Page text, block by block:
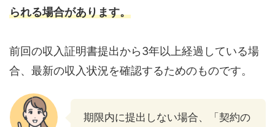
られる場合があります。
前回の収入証明書提出から3年以上経過している場
合、最新の収入状況を確認するためのものです。
期限内に提出しない場合、「契約の